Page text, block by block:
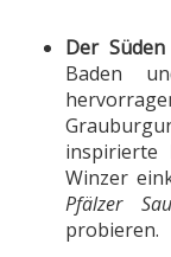
Der
Baden
inspirierte
Winzer
Pfälzer
probieren.